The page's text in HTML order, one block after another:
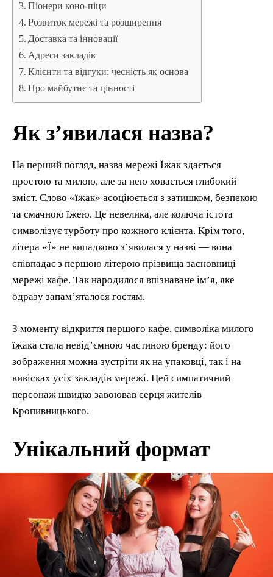
Піонери коно-піци
Розвиток мережі та розширення
Доставка та інновації
Адреси закладів
Клієнти та відгуки: чесність як основа
Про майбутнє та цінності
Як з’явилася назва?
На перший погляд, назва мережі Їжак здається
простою та милою, але за нею ховається глибокий
зміст. Слово «їжак» асоціюється з затишком, безпекою
та смачною їжею. Це невелика, але колюча істота
символізує турботу про кожного клієнта. Крім того,
літера «Ї» не випадково з’явилася у назві — вона
співпадає з першою літерою прізвища засновниці
мережі кафе. Так народилося впізнаване ім’я, яке
одразу запам’яталося гостям.
З моменту відкриття першого кафе, символіка милого
їжака стала невід’ємною частиною бренду: його
зображення можна зустріти як на упаковці, так і на
вивісках усіх закладів мережі. Цей симпатичний
персонаж швидко завоював серця жителів
Кропивницького.
Унікальний формат